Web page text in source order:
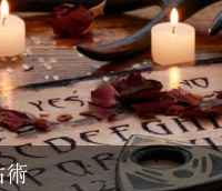
術